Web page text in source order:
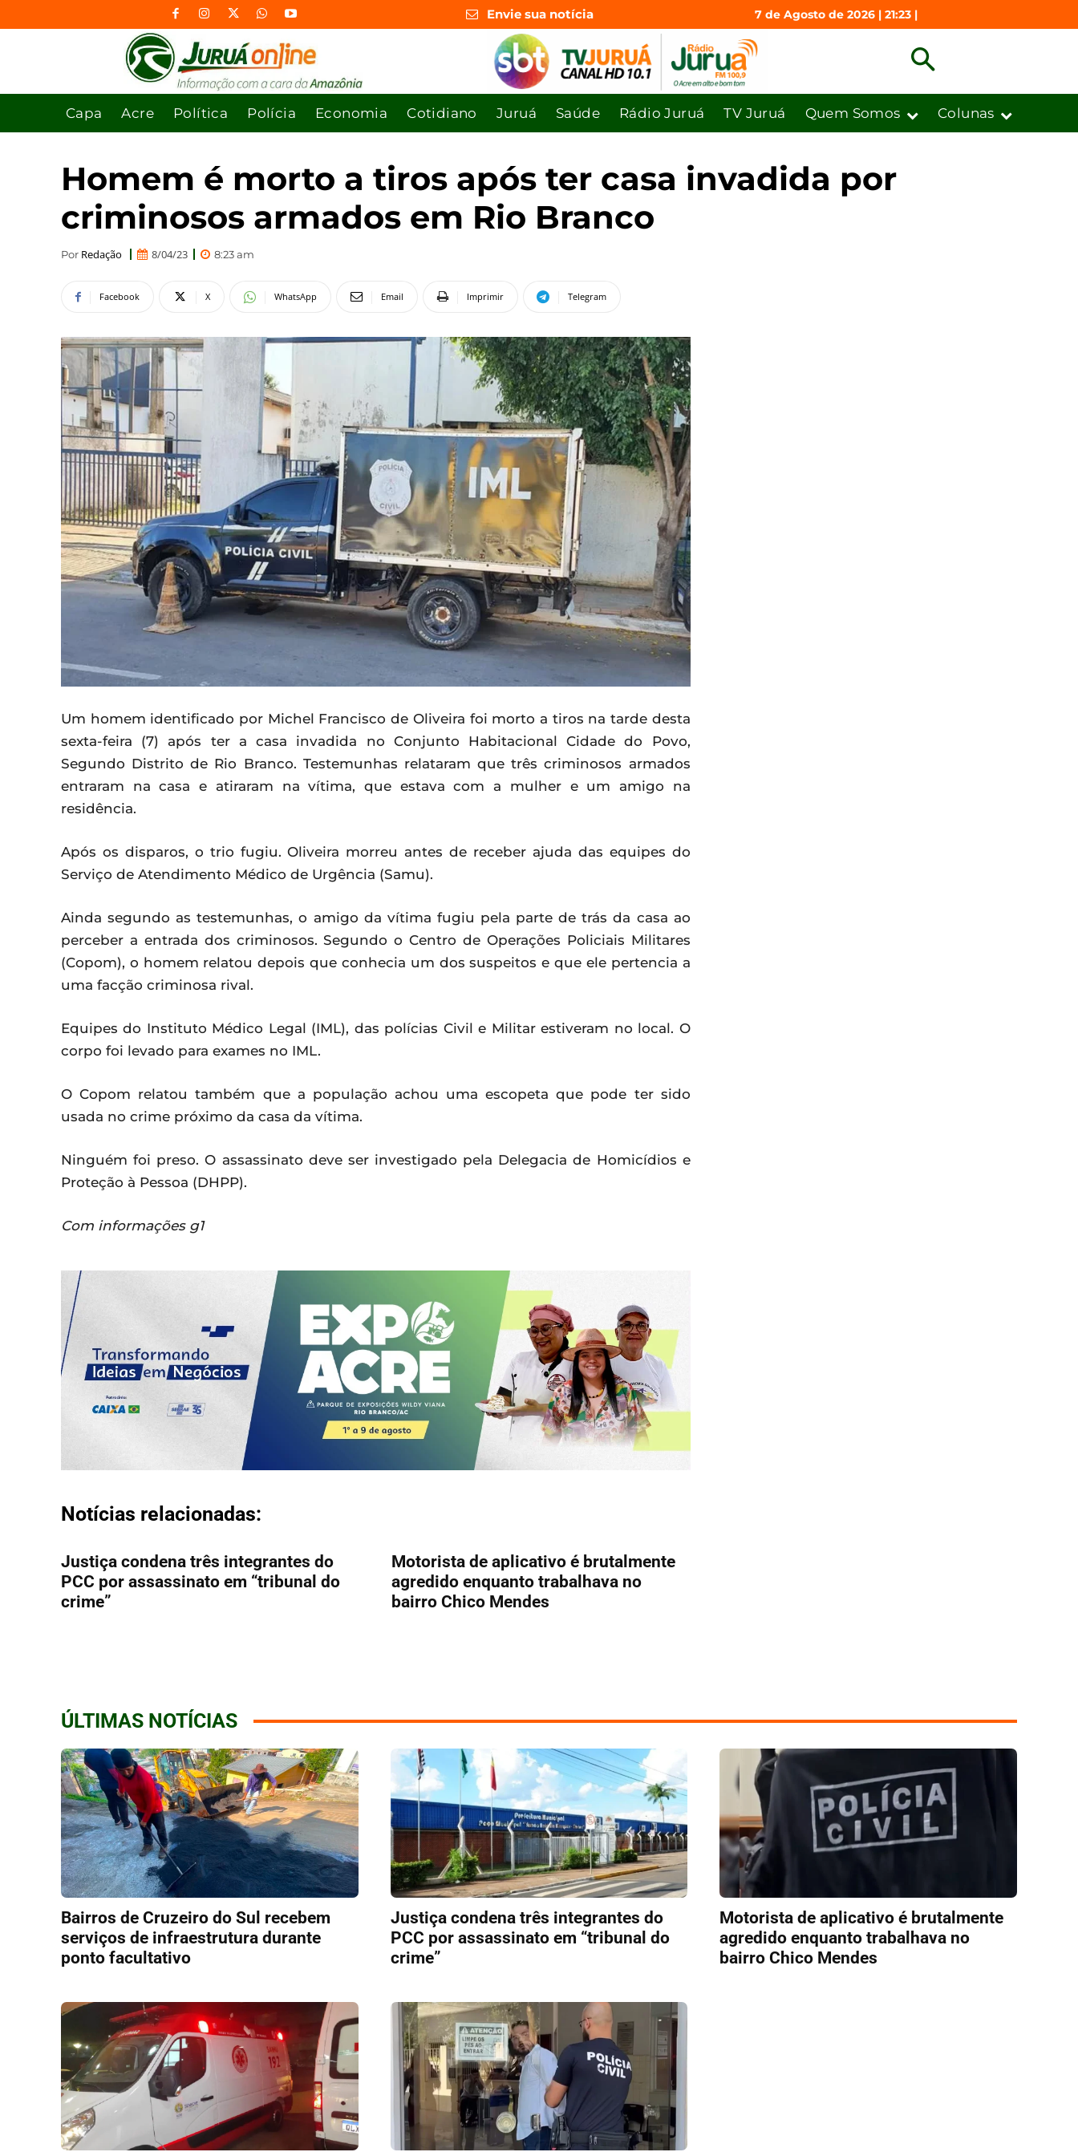
Envie sua notícia 7 de Agosto de 2026 | 21:23 |
Capa Acre Política Polícia Economia Cotidiano Juruá Saúde Rádio Juruá TV Juruá Quem Somos Colunas
Homem é morto a tiros após ter casa invadida por
criminosos armados em Rio Branco
Por Redação 8/04/23 8:23 am
Facebook X WhatsApp Email Imprimir Telegram
Um homem identificado por Michel Francisco de Oliveira foi morto a tiros na tarde desta
sexta-feira (7) após ter a casa invadida no Conjunto Habitacional Cidade do Povo,
Segundo Distrito de Rio Branco. Testemunhas relataram que três criminosos armados
entraram na casa e atiraram na vítima, que estava com a mulher e um amigo na
residência.
Após os disparos, o trio fugiu. Oliveira morreu antes de receber ajuda das equipes do
Serviço de Atendimento Médico de Urgência (Samu).
Ainda segundo as testemunhas, o amigo da vítima fugiu pela parte de trás da casa ao
perceber a entrada dos criminosos. Segundo o Centro de Operações Policiais Militares
(Copom), o homem relatou depois que conhecia um dos suspeitos e que ele pertencia a
uma facção criminosa rival.
Equipes do Instituto Médico Legal (IML), das polícias Civil e Militar estiveram no local. O
corpo foi levado para exames no IML.
O Copom relatou também que a população achou uma escopeta que pode ter sido
usada no crime próximo da casa da vítima.
Ninguém foi preso. O assassinato deve ser investigado pela Delegacia de Homicídios e
Proteção à Pessoa (DHPP).
Com informações g1
Notícias relacionadas:
Justiça condena três integrantes do
PCC por assassinato em “tribunal do
crime”
Motorista de aplicativo é brutalmente
agredido enquanto trabalhava no
bairro Chico Mendes
ÚLTIMAS NOTÍCIAS
Bairros de Cruzeiro do Sul recebem
serviços de infraestrutura durante
ponto facultativo
Justiça condena três integrantes do
PCC por assassinato em “tribunal do
crime”
Motorista de aplicativo é brutalmente
agredido enquanto trabalhava no
bairro Chico Mendes